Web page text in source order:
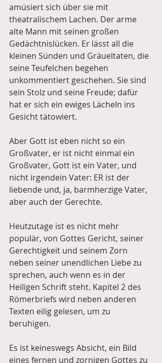
amüsiert sich über sie mit
theatralischem Lachen. Der arme
alte Mann mit seinen großen
Gedächtnislücken. Er lässt all die
kleinen Sünden und Gräueltaten, die
seine Teufelchen begehen
unkommentiert geschehen. Sie sind
sein Stolz und seine Freude; dafür
hat er sich ein ewiges Lächeln ins
Gesicht tätowiert.
Aber Gott ist eben nicht so ein
Großvater, er ist nicht einmal ein
Großvater, Gott ist ein Vater, und
nicht irgendein Vater: ER ist der
liebende und, ja, barmherzige Vater,
aber auch der Gerechte.
Heutzutage ist es nicht mehr
populär, von Gottes Gericht, seiner
Gerechtigkeit und seinem Zorn
neben seiner unendlichen Liebe zu
sprechen, auch wenn es in der
Heiligen Schrift steht. Kapitel 2 des
Römerbriefs wird neben anderen
Texten eilig gelesen, um zu
beruhigen.
Es ist keineswegs Absicht, ein Bild
eines fernen und zornigen Gottes zu